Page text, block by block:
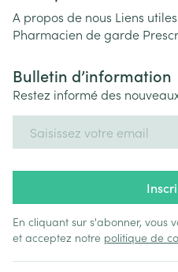
A propos de nous Liens utiles
Pharmacien de garde
Bulletin d’information
Restez informé des
En cliquant sur s'abonner, vous
et acceptez notre politique de